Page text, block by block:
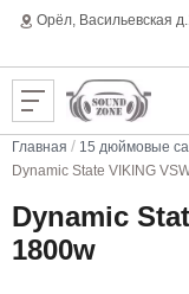
Орёл, Васильeвская
Главная / 15 дюймовые
Dynamic State VIKING
Dynamic
1800w